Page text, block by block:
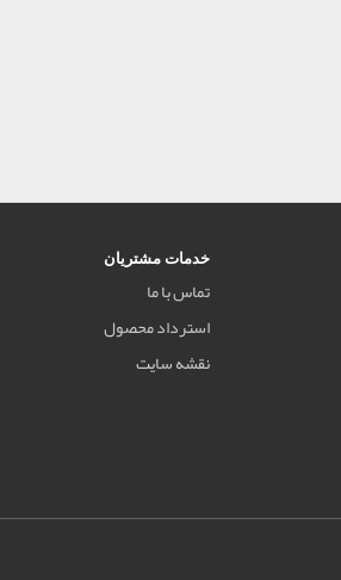
خدمات مشتریان
تماس با ما
استرداد محصول
نقشه سایت